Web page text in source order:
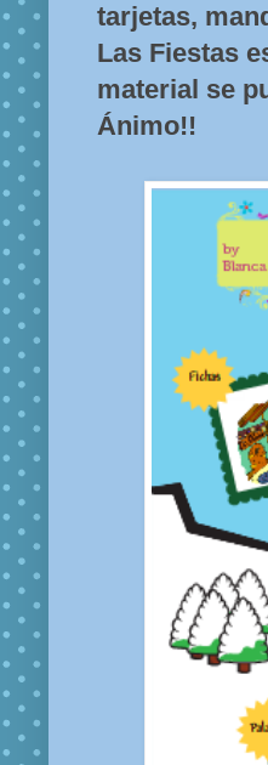
tarjetas,
Las Fiestas
material se
Ánimo!!